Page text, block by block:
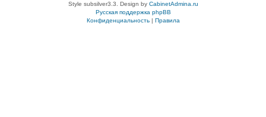
Style subsilver3.3. Design by CabinetAdmina.ru
Русская поддержка phpBB
Конфиденциальность| Правила